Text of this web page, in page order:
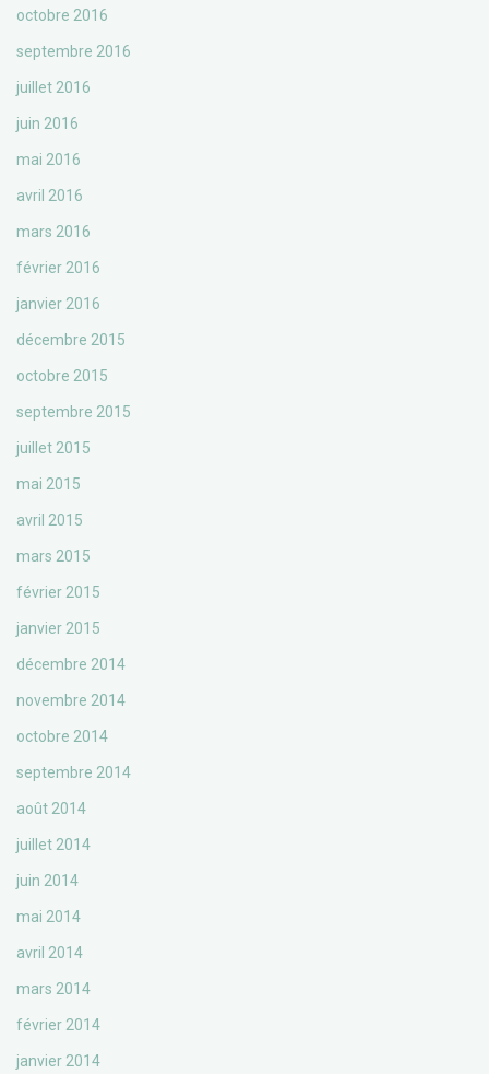
octobre 2016
septembre 2016
juillet 2016
juin 2016
mai 2016
avril 2016
mars 2016
février 2016
janvier 2016
décembre 2015
octobre 2015
septembre 2015
juillet 2015
mai 2015
avril 2015
mars 2015
février 2015
janvier 2015
décembre 2014
novembre 2014
octobre 2014
septembre 2014
août 2014
juillet 2014
juin 2014
mai 2014
avril 2014
mars 2014
février 2014
janvier 2014